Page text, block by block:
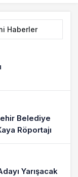
Haberler
Belediye
Kaya Röportajı
Yarışacak